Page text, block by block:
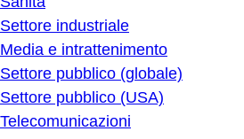
Settore industriale
Media e intrattenimento
Settore pubblico (globale)
Settore pubblico (USA)
Telecomunicazioni